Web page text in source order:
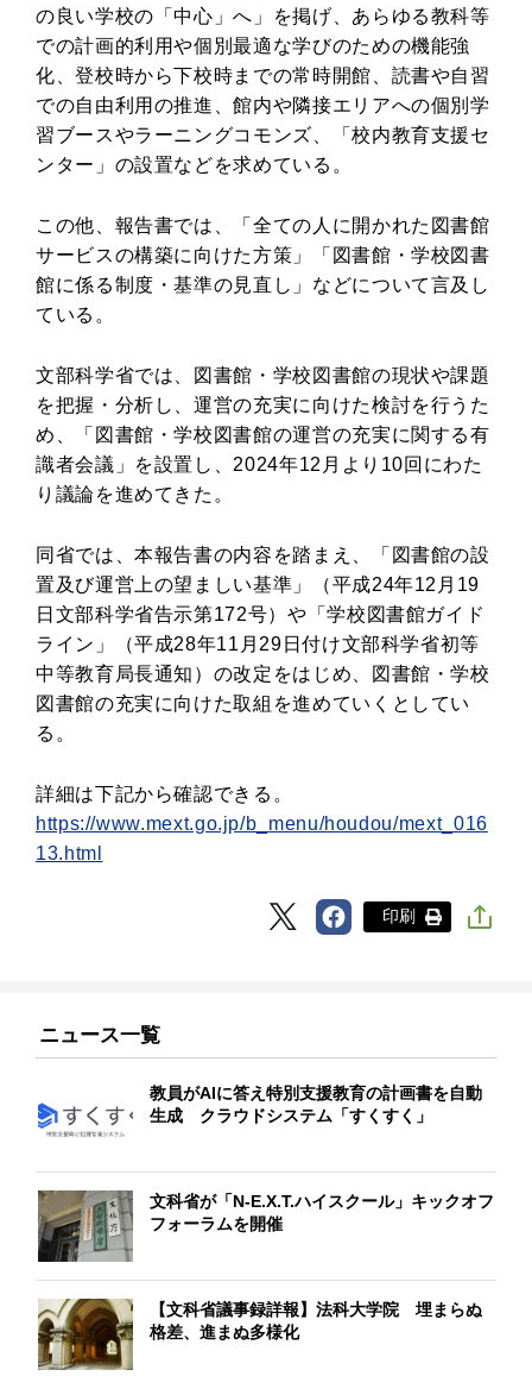
の良い学校の「中心」へ」を掲げ、あらゆる教科等
での計画的利用や個別最適な学びのための機能強
化、登校時から下校時までの常時開館、読書や自習
での自由利用の推進、館内や隣接エリアへの個別学
習ブースやラーニングコモンズ、「校内教育支援セ
ンター」の設置などを求めている。
この他、報告書では、「全ての人に開かれた図書館
サービスの構築に向けた方策」「図書館・学校図書
館に係る制度・基準の見直し」などについて言及し
ている。
文部科学省では、図書館・学校図書館の現状や課題
を把握・分析し、運営の充実に向けた検討を行うた
め、「図書館・学校図書館の運営の充実に関する有
識者会議」を設置し、2024年12月より10回にわた
り議論を進めてきた。
同省では、本報告書の内容を踏まえ、「図書館の設
置及び運営上の望ましい基準」（平成24年12月19
日文部科学省告示第172号）や「学校図書館ガイド
ライン」（平成28年11月29日付け文部科学省初等
中等教育局長通知）の改定をはじめ、図書館・学校
図書館の充実に向けた取組を進めていくとしてい
る。
詳細は下記から確認できる。
https://www.mext.go.jp/b_menu/houdou/mext_016
13.html
印刷
ニュース一覧
教員がAIに答え特別支援教育の計画書を自動
生成 クラウドシステム「すくすく」
文科省が「N-E.X.T.ハイスクール」キックオフ
フォーラムを開催
【文科省議事録詳報】法科大学院 埋まらぬ
格差、進まぬ多様化